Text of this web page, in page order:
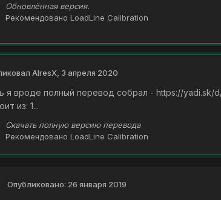
Обновлённая версия.
Рекомендовано LoadLine Calibration
AIresX 3 апреля 2020
я вроде полный перевод собрал - https://yadi.sk/
из: 1...
Скачать полную версию перевода
Рекомендовано LoadLine Calibration
Опубликовано: 26 января 2019